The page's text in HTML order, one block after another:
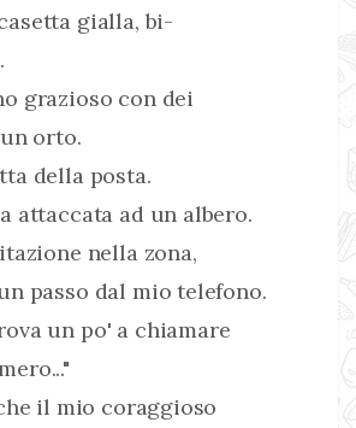
gialla, bi-
grazioso con dei
orto.
della posta.
attaccata ad un albero.
nella zona,
passo dal mio telefono.
un po' a chiamare
il mio coraggioso